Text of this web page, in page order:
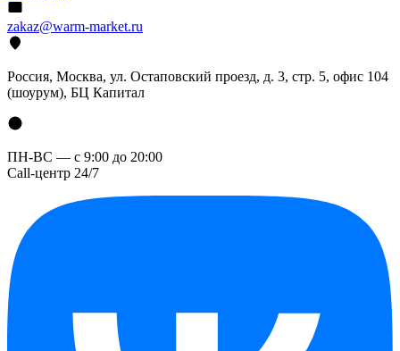
zakaz@warm-market.ru
Россия, Москва, ул. Остаповский проезд, д. 3, стр. 5, офис 104
(шоурум), БЦ Капитал
ПН-ВС — с 9:00 до 20:00
Call-центр 24/7